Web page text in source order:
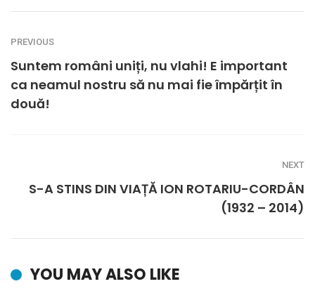
PREVIOUS
Suntem români uniți, nu vlahi! E important
ca neamul nostru să nu mai fie împărțit în
două!
NEXT
S-A STINS DIN VIAȚĂ ION ROTARIU-CORDÂN
(1932 – 2014)
YOU MAY ALSO LIKE